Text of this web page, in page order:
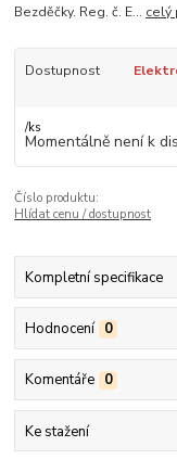
Bezděčky. Reg. č. E... celý
Dostupnost
/ks
Momentálně není k
Číslo produktu:
Hlídat cenu / dostupnost
Kompletní specifikace
Hodnocení 0
Komentáře 0
Ke stažení